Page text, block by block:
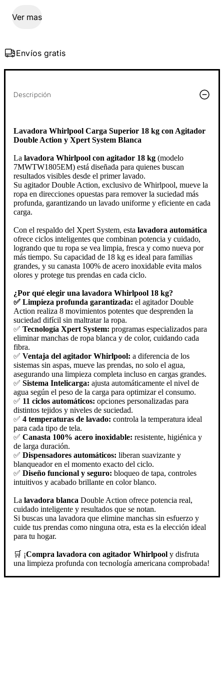
Ver mas
Envíos gratis
Descripción
Lavadora Whirlpool Carga Superior 18 kg con Agitador
Double Action y Xpert System Blanca
La lavadora Whirlpool con agitador 18 kg (modelo
7MWTW1805EM) está diseñada para quienes buscan
resultados visibles desde el primer lavado.
Su agitador Double Action, exclusivo de Whirlpool, mueve la
ropa en direcciones opuestas para remover la suciedad más
profunda, garantizando un lavado uniforme y eficiente en cada
carga.
Con el respaldo del Xpert System, esta lavadora automática
ofrece ciclos inteligentes que combinan potencia y cuidado,
logrando que tu ropa se vea limpia, fresca y como nueva por
más tiempo. Su capacidad de 18 kg es ideal para familias
grandes, y su canasta 100% de acero inoxidable evita malos
olores y protege tus prendas en cada ciclo.
¿Por qué elegir una lavadora Whirlpool 18 kg?
✅ Limpieza profunda garantizada: el agitador Double
Action realiza 8 movimientos potentes que desprenden la
suciedad difícil sin maltratar la ropa.
✅ Tecnología Xpert System: programas especializados para
eliminar manchas de ropa blanca y de color, cuidando cada
fibra.
✅ Ventaja del agitador Whirlpool: a diferencia de los
sistemas sin aspas, mueve las prendas, no solo el agua,
asegurando una limpieza completa incluso en cargas grandes.
✅ Sistema Intelicarga: ajusta automáticamente el nivel de
agua según el peso de la carga para optimizar el consumo.
✅ 11 ciclos automáticos: opciones personalizadas para
distintos tejidos y niveles de suciedad.
✅ 4 temperaturas de lavado: controla la temperatura ideal
para cada tipo de tela.
✅ Canasta 100% acero inoxidable: resistente, higiénica y
de larga duración.
✅ Dispensadores automáticos: liberan suavizante y
blanqueador en el momento exacto del ciclo.
✅ Diseño funcional y seguro: bloqueo de tapa, controles
intuitivos y acabado brillante en color blanco.
La lavadora blanca Double Action ofrece potencia real,
cuidado inteligente y resultados que se notan.
Si buscas una lavadora que elimine manchas sin esfuerzo y
cuide tus prendas como ninguna otra, esta es la elección ideal
para tu hogar.
🛒 ¡Compra lavadora con agitador Whirlpool y disfruta
una limpieza profunda con tecnología americana comprobada!